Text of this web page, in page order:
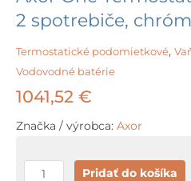
2 spotrebiče, chróm
Termostatické podomietkové,
Vodovodné batérie
1041,52 €
Značka / výrobca: Axor
množstvo
Pridať do košíka